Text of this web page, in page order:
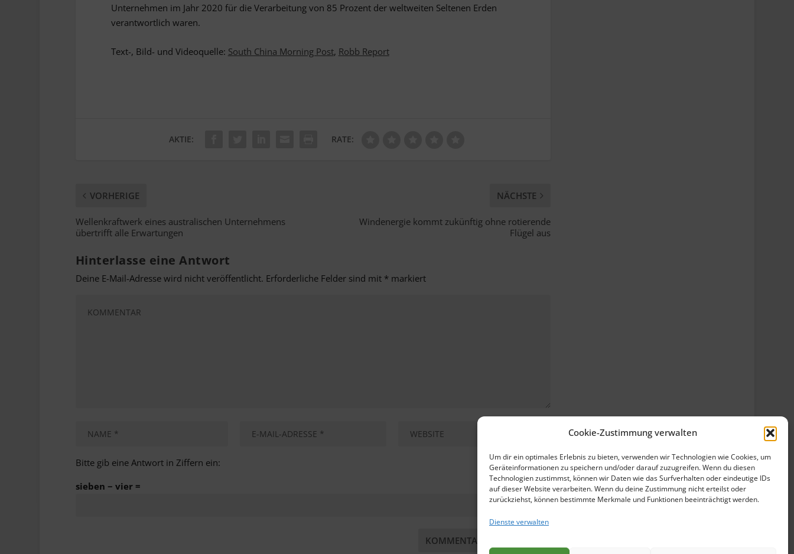
Cookie-Zustimmung verwalten
Um dir ein optimales Erlebnis zu bieten, verwenden wir Technologien wie Cookies, um
Geräteinformationen zu speichern und/oder darauf zuzugreifen. Wenn du diesen
Technologien zustimmst, können wir Daten wie das Surfverhalten oder eindeutige IDs
auf dieser Website verarbeiten. Wenn du deine Zustimmung nicht erteilst oder
zurückziehst, können bestimmte Merkmale und Funktionen beeinträchtigt werden.
Dienste verwalten
Unternehmen im Jahr 2020 für die Verarbeitung von 85 Prozent der weltweiten Seltenen Erden
verantwortlich waren.
Text-, Bild- und Videoquelle: South China Morning Post, Robb Report
AKTIE: RATE:
VORHERIGE
Wellenkraftwerk eines australischen Unternehmens
übertrifft alle Erwartungen
NÄCHSTE
Windenergie kommt zukünftig ohne rotierende
Flügel aus
Hinterlasse eine Antwort
Deine E-Mail-Adresse wird nicht veröffentlicht. Erforderliche Felder sind mit * markiert
Bitte gib eine Antwort in Ziffern ein:
sieben − vier =